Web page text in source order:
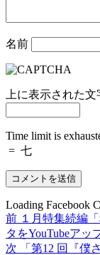
名前
上に表示された
Time limit is
= 七
Loading Facebook
投
稿
前 前
の
投
１月特集続編
タをYouTubeアッ
次
次
「第12 回『僕